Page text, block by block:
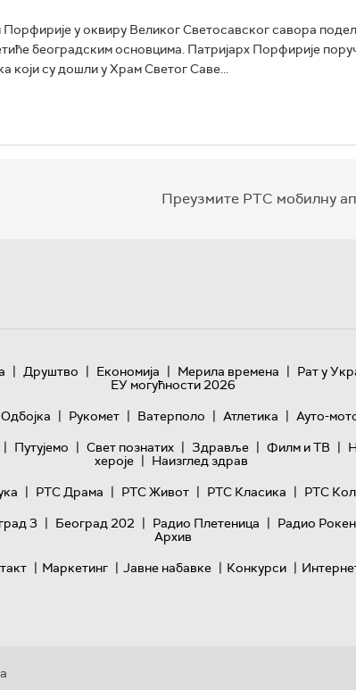
Порфирије у оквиру Великог Светосавског савора
београдским основцима. Патријарх Порфирије
који су дошли у Храм Светог Саве...
Преузмите РТС мобилну
| Друштво | Економија | Мерила времена | Рат у
ЕУ могућности 2026
Одбојка | Рукомет | Ватерполо | Атлетика | Ауто-
| Путујемо | Свет познатих | Здравље | Филм и ТВ |
хероје | Наизглед здрав
| РТС Драма | РТС Живот | РТС Класика | РТС
3 | Београд 202 | Радио Плетеница | Радио
Архив
| Маркетинг | Јавне набавке | Конкурси |